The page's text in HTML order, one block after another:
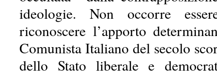
ideologie. Non occorre
riconoscere l’apporto
Comunista Italiano del secolo
dello Stato liberale e